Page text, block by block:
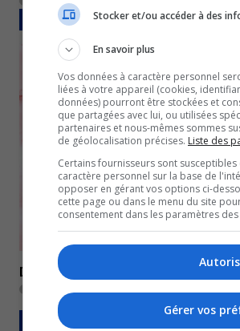
FAITS DIVERS
Disparition : Un adolescent de Val-
FAITS DIVERS
Stocker et/ou accéder à des
En savoir plus
Vos données à caractère personnel
liées à votre appareil (cookies,
données) pourront être stockées et
que partagées avec lui, ou utilisées
partenaires et nous-mêmes sommes
de géolocalisation précises. Liste des
Certains fournisseurs sont
caractère personnel sur la base de
opposer en gérant vos options ci-
cette page ou dans le menu du site
consentement dans les paramètres
Gérer vos